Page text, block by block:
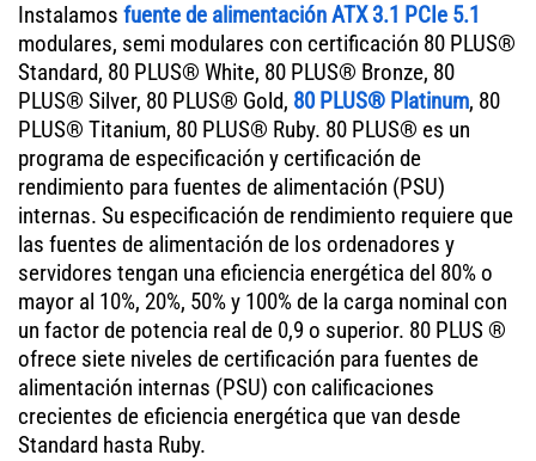
Instalamos fuente de alimentación ATX 3.1 PCIe 5.1
modulares, semi modulares con certificación 80 PLUS®
Standard, 80 PLUS® White, 80 PLUS® Bronze, 80
PLUS® Silver, 80 PLUS® Gold, 80 PLUS® Platinum, 80
PLUS® Titanium, 80 PLUS® Ruby. 80 PLUS® es un
programa de especificación y certificación de
rendimiento para fuentes de alimentación (PSU)
internas. Su especificación de rendimiento requiere que
las fuentes de alimentación de los ordenadores y
servidores tengan una eficiencia energética del 80% o
mayor al 10%, 20%, 50% y 100% de la carga nominal con
un factor de potencia real de 0,9 o superior. 80 PLUS ®
ofrece siete niveles de certificación para fuentes de
alimentación internas (PSU) con calificaciones
crecientes de eficiencia energética que van desde
Standard hasta Ruby.